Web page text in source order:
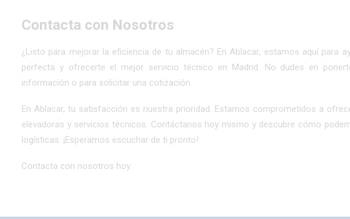
Contacta con Nosotros
¿Listo para mejorar la eficiencia de tu almacén? En Ablacar, estamos aquí para
perfecta y ofrecerte el mejor servicio técnico en Madrid. No dudes en
información o para solicitar una cotización.
En Ablacar, tu satisfacción es nuestra prioridad. Estamos comprometidos a
elevadoras y servicios técnicos. Contáctanos hoy mismo y descubre cómo
logísticas. ¡Esperamos escuchar de ti pronto!
Contacta con nosotros hoy.